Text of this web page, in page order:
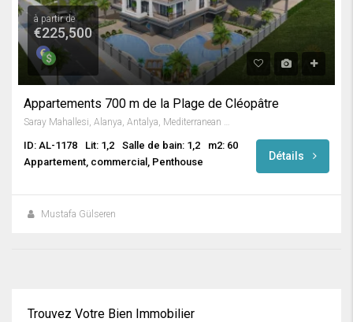
à partir de
€225,500
Appartements 700 m de la Plage de Cléopâtre
ID: AL-1178 Lit: 1,2 Salle de bain: 1,2
m2: 60
Appartement, commercial, Penthouse
Détails
Mustafa Gülseren
Trouvez Votre Bien Immobilier